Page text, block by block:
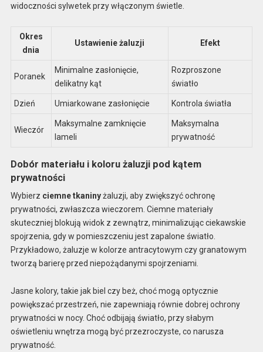
widoczności sylwetek przy włączonym świetle.
Okres
dnia
Ustawienie żaluzji Efekt
Poranek
Minimalne zasłonięcie,
delikatny kąt
Rozproszone
światło
Dzień Umiarkowane zasłonięcie Kontrola światła
Wieczór
Maksymalne zamknięcie
lameli
Maksymalna
prywatność
Dobór materiału i koloru żaluzji pod kątem
prywatności
Wybierz ciemne tkaninyżaluzji, aby zwiększyć ochronę
prywatności, zwłaszcza wieczorem. Ciemne materiały
skuteczniej blokują widok z zewnątrz, minimalizując ciekawskie
spojrzenia, gdy w pomieszczeniu jest zapalone światło.
Przykładowo, żaluzje w kolorze antracytowym czy granatowym
tworzą barierę przed niepożądanymi spojrzeniami.
Jasne kolory, takie jak biel czy beż, choć mogą optycznie
powiększać przestrzeń, nie zapewniają równie dobrej ochrony
prywatności w nocy. Choć odbijają światło, przy słabym
oświetleniu wnętrza mogą być przezroczyste, co narusza
prywatność.